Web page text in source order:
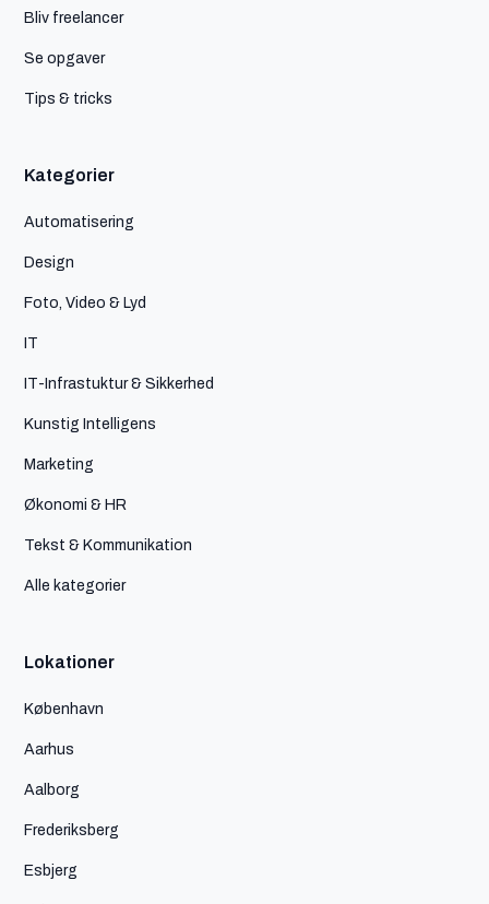
Bliv freelancer
Se opgaver
Tips & tricks
Kategorier
Automatisering
Design
Foto, Video & Lyd
IT
IT-Infrastuktur & Sikkerhed
Kunstig Intelligens
Marketing
Økonomi & HR
Tekst & Kommunikation
Alle kategorier
Lokationer
København
Aarhus
Aalborg
Frederiksberg
Esbjerg